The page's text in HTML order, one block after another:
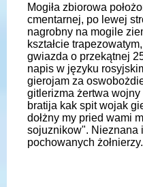
Mogiła zbiorowa
cmentarnej, po lewej
nagrobny na mogile
kształcie
gwiazda o przekątnej
napis w języku
gierojam za
gitlerizma żertwa
bratija kak spit wojak
dołżny my pried wami
sojuznikow". Nieznana
pochowanych żołnierzy.